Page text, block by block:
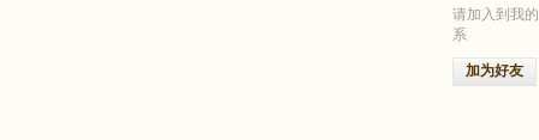
请加入到我
系
加为好友